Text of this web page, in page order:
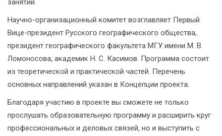
занятий.
Научно-организационный комитет возглавляет Первый
Вице-президент Русского географического общества,
президент географического факультета МГУ имени М. В.
Ломоносова, академик Н. С. Касимов. Программа состоит
из теоретической и практической частей. Перечень
основных направлений указан в Концепции проекта.
Благодаря участию в проекте вы сможете не только
прослушать образовательную программу и расширить круг
профессиональных и деловых связей, но и выступить с